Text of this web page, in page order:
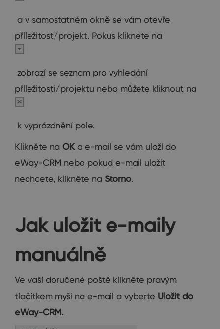
a v samostatném okně se vám otevře
příležitost/projekt. Pokus kliknete na
zobrazí se seznam pro vyhledání
příležitosti/projektu nebo můžete kliknout na
k vyprázdnění pole.
Klikněte na OKa e-mail se vám uloží do
eWay-CRM nebo pokud e-mail uložit
nechcete, klikněte na Storno.
Jak uložit e-maily
manuálně
Ve vaší doručené poště klikněte pravým
tlačítkem myši na e-mail a vyberte Uložit do
eWay-CRM.